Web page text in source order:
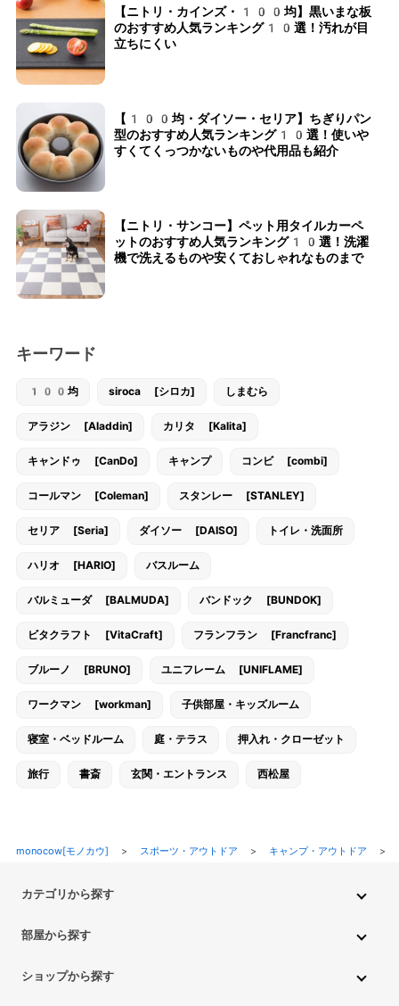
【ニトリ・カインズ・100均】黒いまな板
のおすすめ人気ランキング10選！汚れが目
立ちにくい
【100均・ダイソー・セリア】ちぎりパン
型のおすすめ人気ランキング10選！使いや
すくてくっつかないものや代用品も紹介
【ニトリ・サンコー】ペット用タイルカーペ
ットのおすすめ人気ランキング10選！洗濯
機で洗えるものや安くておしゃれなものまで
キーワード
100均 siroca [シロカ] しまむら
アラジン [Aladdin] カリタ [Kalita]
キャンドゥ [CanDo] キャンプ コンビ [combi]
コールマン [Coleman] スタンレー [STANLEY]
セリア [Seria] ダイソー [DAISO] トイレ・洗面所
ハリオ [HARIO] バスルーム
バルミューダ [BALMUDA] バンドック [BUNDOK]
ビタクラフト [VitaCraft] フランフラン [Francfranc]
ブルーノ [BRUNO] ユニフレーム [UNIFLAME]
ワークマン [workman] 子供部屋・キッズルーム
寝室・ベッドルーム 庭・テラス 押入れ・クローゼット
旅行 書斎 玄関・エントランス 西松屋
monocow[モノカウ] > スポーツ・アウトドア > キャンプ・アウトドア >
カテゴリから探す
ペット用品 ベビー・キッズ
部屋から探す
ショップから探す